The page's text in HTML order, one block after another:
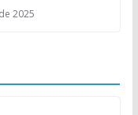
2025